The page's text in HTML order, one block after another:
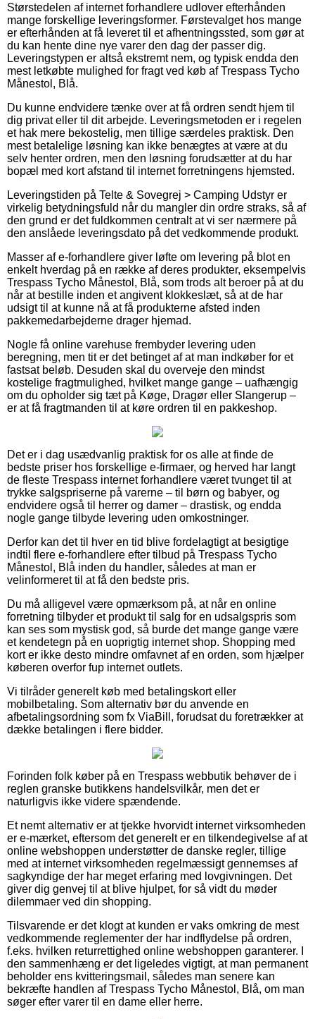
Størstedelen af internet forhandlere udlover efterhånden
mange forskellige leveringsformer. Førstevalget hos mange
er efterhånden at få leveret til et afhentningssted, som gør at
du kan hente dine nye varer den dag der passer dig.
Leveringstypen er altså ekstremt nem, og typisk endda den
mest letkøbte mulighed for fragt ved køb af Trespass Tycho
Månestol, Blå.
Du kunne endvidere tænke over at få ordren sendt hjem til
dig privat eller til dit arbejde. Leveringsmetoden er i regelen
et hak mere bekostelig, men tillige særdeles praktisk. Den
mest betalelige løsning kan ikke benægtes at være at du
selv henter ordren, men den løsning forudsætter at du har
bopæl med kort afstand til internet forretningens hjemsted.
Leveringstiden på Telte & Sovegrej > Camping Udstyr er
virkelig betydningsfuld når du mangler din ordre straks, så af
den grund er det fuldkommen centralt at vi ser nærmere på
den anslåede leveringsdato på det vedkommende produkt.
Masser af e-forhandlere giver løfte om levering på blot en
enkelt hverdag på en række af deres produkter, eksempelvis
Trespass Tycho Månestol, Blå, som trods alt beroer på at du
når at bestille inden et angivent klokkeslæt, så at de har
udsigt til at kunne nå at få produkterne afsted inden
pakkemedarbejderne drager hjemad.
Nogle få online varehuse frembyder levering uden
beregning, men tit er det betinget af at man indkøber for et
fastsat beløb. Desuden skal du overveje den mindst
kostelige fragtmulighed, hvilket mange gange – uafhængig
om du opholder sig tæt på Køge, Dragør eller Slangerup –
er at få fragtmanden til at køre ordren til en pakkeshop.
Det er i dag usædvanlig praktisk for os alle at finde de
bedste priser hos forskellige e-firmaer, og herved har langt
de fleste Trespass internet forhandlere været tvunget til at
trykke salgspriserne på varerne – til børn og babyer, og
endvidere også til herrer og damer – drastisk, og endda
nogle gange tilbyde levering uden omkostninger.
Derfor kan det til hver en tid blive fordelagtigt at besigtige
indtil flere e-forhandlere efter tilbud på Trespass Tycho
Månestol, Blå inden du handler, således at man er
velinformeret til at få den bedste pris.
Du må alligevel være opmærksom på, at når en online
forretning tilbyder et produkt til salg for en udsalgspris som
kan ses som mystisk god, så burde det mange gange være
et kendetegn på en uoprigtig internet shop. Shopping med
kort er ikke desto mindre omfavnet af en orden, som hjælper
køberen overfor fup internet outlets.
Vi tilråder generelt køb med betalingskort eller
mobilbetaling. Som alternativ bør du anvende en
afbetalingsordning som fx ViaBill, forudsat du foretrækker at
dække betalingen i flere bidder.
Forinden folk køber på en Trespass webbutik behøver de i
reglen granske butikkens handelsvilkår, men det er
naturligvis ikke videre spændende.
Et nemt alternativ er at tjekke hvorvidt internet virksomheden
er e-mærket, eftersom det generelt er en tilkendegivelse af at
online webshoppen understøtter de danske regler, tillige
med at internet virksomheden regelmæssigt gennemses af
sagkyndige der har meget erfaring med lovgivningen. Det
giver dig genvej til at blive hjulpet, for så vidt du møder
dilemmaer ved din shopping.
Tilsvarende er det klogt at kunden er vaks omkring de mest
vedkommende reglementer der har indflydelse på ordren,
f.eks. hvilken returrettighed online webshoppen garanterer. I
den sammenhæng er det ligeledes vigtigt, at man permanent
beholder ens kvitteringsmail, således man senere kan
bekræfte handlen af Trespass Tycho Månestol, Blå, om man
søger efter varer til en dame eller herre.